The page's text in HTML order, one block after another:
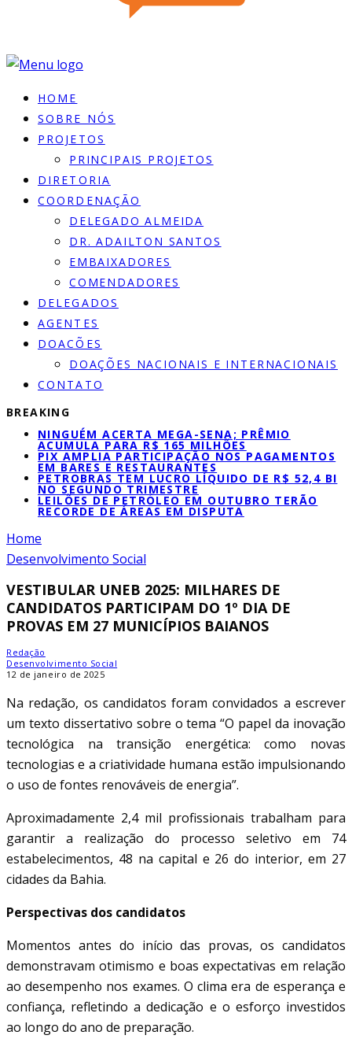
HOME
SOBRE NÓS
PROJETOS
PRINCIPAIS PROJETOS
DIRETORIA
COORDENAÇÃO
DELEGADO ALMEIDA
DR. ADAILTON SANTOS
EMBAIXADORES
COMENDADORES
DELEGADOS
AGENTES
DOACÕES
DOAÇÕES NACIONAIS E INTERNACIONAIS
CONTATO
BREAKING
NINGUÉM ACERTA MEGA-SENA; PRÊMIO
ACUMULA PARA R$ 165 MILHÕES
PIX AMPLIA PARTICIPAÇÃO NOS PAGAMENTOS
EM BARES E RESTAURANTES
PETROBRAS TEM LUCRO LÍQUIDO DE R$ 52,4 BI
NO SEGUNDO TRIMESTRE
LEILÕES DE PETRÓLEO EM OUTUBRO TERÃO
RECORDE DE ÁREAS EM DISPUTA
Home
Desenvolvimento Social
VESTIBULAR UNEB 2025: MILHARES DE
CANDIDATOS PARTICIPAM DO 1º DIA DE
PROVAS EM 27 MUNICÍPIOS BAIANOS
Redação
Desenvolvimento Social
12 de janeiro de 2025
Na redação, os candidatos foram convidados a escrever
um texto dissertativo sobre o tema “O papel da inovação
tecnológica na transição energética: como novas
tecnologias e a criatividade humana estão impulsionando
o uso de fontes renováveis de energia”.
Aproximadamente 2,4 mil profissionais trabalham para
garantir a realização do processo seletivo em 74
estabelecimentos, 48 na capital e 26 do interior, em 27
cidades da Bahia.
Perspectivas dos candidatos
Momentos antes do início das provas, os candidatos
demonstravam otimismo e boas expectativas em relação
ao desempenho nos exames. O clima era de esperança e
confiança, refletindo a dedicação e o esforço investidos
ao longo do ano de preparação.